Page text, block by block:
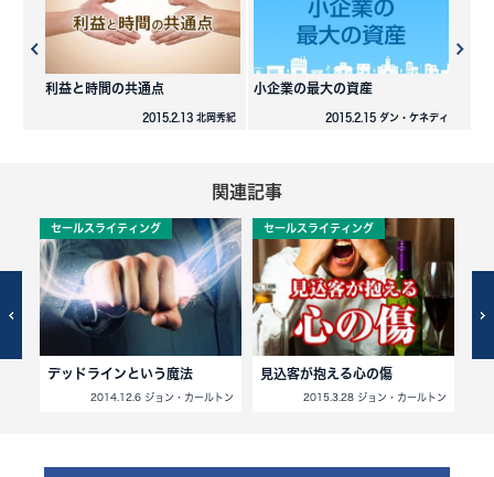
利益と時間の共通点
2015.2.13 北岡秀紀
小企業の最大の資産
2015.2.15 ダン・ケネディ
関連記事
セールスライティング
デッドラインという魔法
2014.12.6 ジョン・カールトン
セールスライティング
見込客が抱える心の傷
2015.3.28 ジョン・カールトン